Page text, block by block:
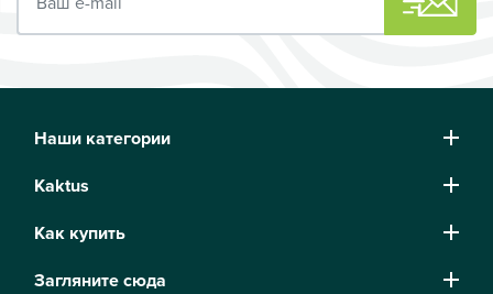
Наши категории
Kaktus
Как купить
Загляните сюда